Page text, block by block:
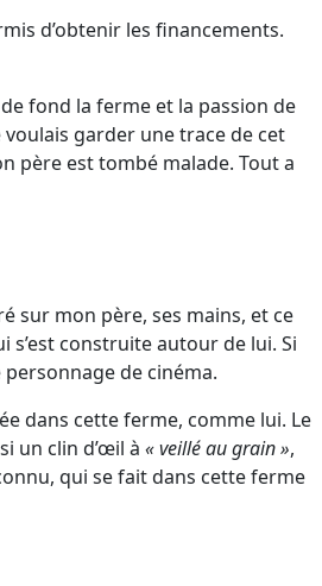
d’obtenir les financements.
fond la ferme et la passion de
garder une trace de cet
père est tombé malade. Tout a
sur mon père, ses mains, et ce
s’est construite autour de lui. Si
personnage de cinéma.
dans cette ferme, comme lui. Le
un clin d’œil à « veillé au grain »,
qui se fait dans cette ferme